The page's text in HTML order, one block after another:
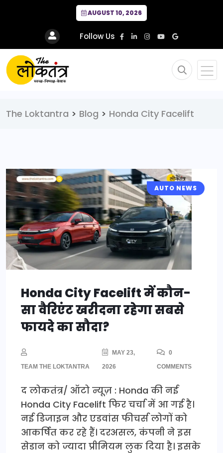
AUGUST 10, 2026
Follow Us
The Loktantra > Blog > Honda City Facelift
AUTO NEWS
Honda City Facelift में कौन-
सा वैरिएंट खरीदना रहेगा सबसे
फायदे का सौदा?
TEAM THE LOKTANTRA
MAY 23,
2026
0
COMMENTS
द लोकतंत्र/ ऑटो न्यूज़ : Honda की नई
Honda City Facelift फिर चर्चा में आ गई है।
नई डिजाइन और एडवांस फीचर्स लोगों को
आकर्षित कर रहे हैं। दरअसल, कंपनी ने इस
सेडान को ज्यादा प्रीमियम लुक दिया है। इसके